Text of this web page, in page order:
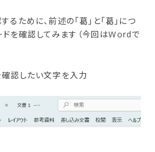
ために、前述の「葛」と「葛」につ
を確認してみます（今回はWordで
認したい文字を入力